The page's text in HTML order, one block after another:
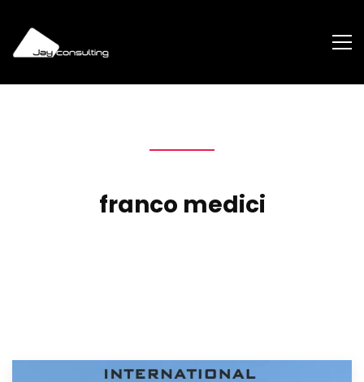
franco medici